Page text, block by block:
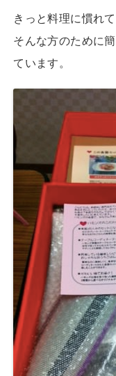
きっと料理に慣れ
そんな方のために
ています。